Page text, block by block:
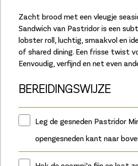
Zacht brood met een vleugje
Sandwich van Pastridor is een
lobster roll, luchtig, smaakvol en
of shared dining. Een frisse twist
Eenvoudig, verfijnd en net even
BEREIDINGSWIJZE
Leg de gesneden Pastridor
opengesneden kant naar